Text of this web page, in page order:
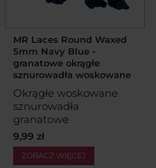
MR Laces Round Waxed
5mm Navy Blue -
granatowe okrągłe
sznurowadła woskowane
Okrągłe woskowane
sznurowadła
granatowe
9,99 zł
ZOBACZ WIĘCEJ